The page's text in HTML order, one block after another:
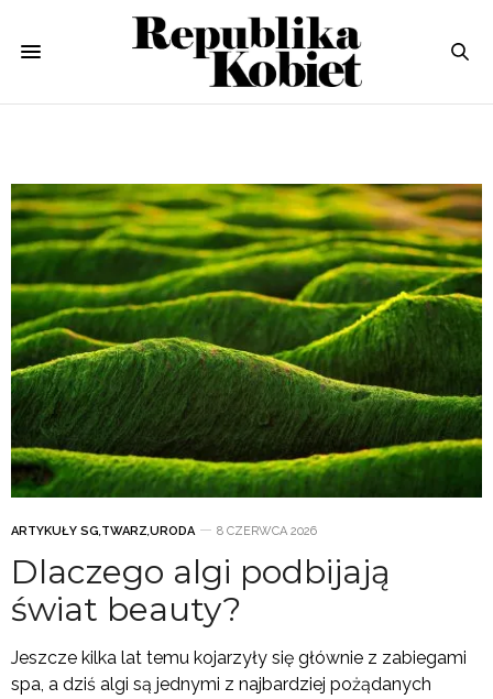
ARTYKUŁY SG,TWARZ,URODA 8 CZERWCA 2026
Dlaczego algi podbijają
świat beauty?
Jeszcze kilka lat temu kojarzyły się głównie z zabiegami
spa, a dziś algi są jednymi z najbardziej pożądanych